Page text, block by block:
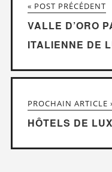
« POST PRÉCÉDENT
VALLE D’ORO
ITALIENNE DE
PROCHAIN ARTICLE
HÔTELS DE